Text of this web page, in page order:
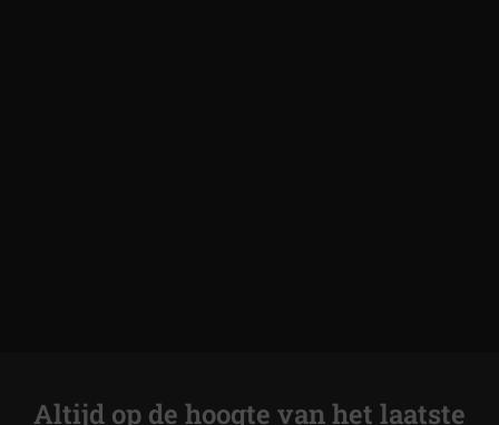
Altijd op de hoogte van het laatste